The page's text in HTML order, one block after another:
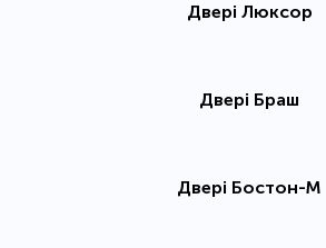
Двері Люксор
Двері Браш
Двері Бостон-М